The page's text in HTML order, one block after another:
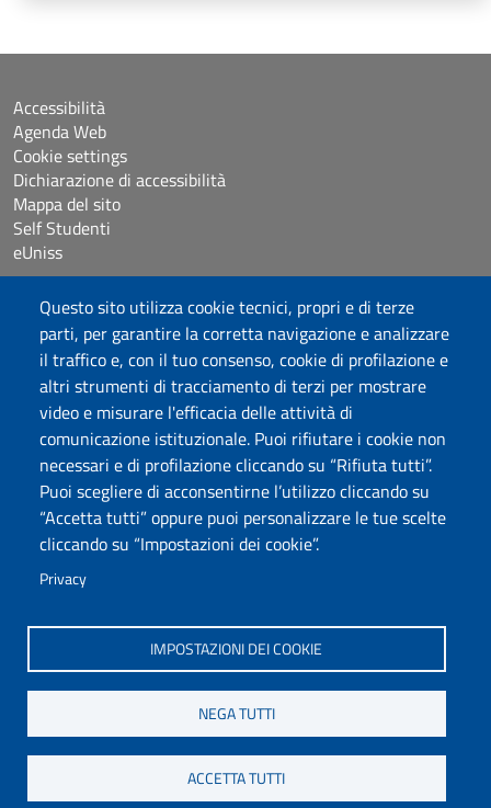
Questo sito utilizza cookie tecnici, propri e di terze
parti, per garantire la corretta navigazione e analizzare
il traffico e, con il tuo consenso, cookie di profilazione e
altri strumenti di tracciamento di terzi per mostrare
video e misurare l'efficacia delle attività di
comunicazione istituzionale. Puoi rifiutare i cookie non
necessari e di profilazione cliccando su “Rifiuta tutti”.
Puoi scegliere di acconsentirne l’utilizzo cliccando su
“Accetta tutti” oppure puoi personalizzare le tue scelte
cliccando su “Impostazioni dei cookie”.
Privacy
IMPOSTAZIONI DEI COOKIE
NEGA TUTTI
ACCETTA TUTTI
Università degli Studi di Sassari
Dipartimento di Medicina Veterinaria
Via Vienna, 2 07100 Sassari
PEC: dip.medicina.veterinaria@pec.uniss.it
Accessibilità
Agenda Web
Cookie settings
Dichiarazione di accessibilità
Mappa del sito
Self Studenti
eUniss
Bandi
Posta elettronica @uniss.it
Protocollo
Seguici su